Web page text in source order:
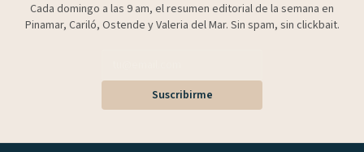
Cada domingo a las 9 am, el resumen editorial de la semana en
Pinamar, Cariló, Ostende y Valeria del Mar. Sin spam, sin clickbait.
Suscribirme